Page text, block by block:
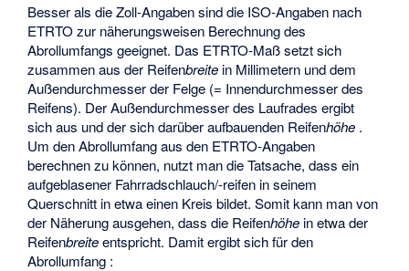
Besser als die Zoll-Angaben sind die ISO-Angaben nach
ETRTOzur näherungsweisen Berechnung des
Abrollumfangs geeignet. Das ETRTO-Maß setzt sich
zusammen aus der Reifenbreite in Millimetern und dem
Außendurchmesser der Felge (= Innendurchmesser des
Reifens). Der Außendurchmesser des Laufrades ergibt
sich aus und der sich darüber aufbauenden Reifenhöhe .
Um den Abrollumfang aus den ETRTO-Angaben
berechnen zu können, nutzt man die Tatsache, dass ein
aufgeblasener Fahrradschlauch/-reifen in seinem
Querschnitt in etwa einen Kreis bildet. Somit kann man von
der Näherung ausgehen, dass die Reifenhöhe in etwa der
Reifenbreiteentspricht. Damit ergibt sich für den
Abrollumfang :